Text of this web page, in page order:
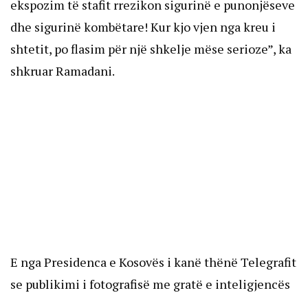
ekspozim të stafit rrezikon sigurinë e punonjëseve
dhe sigurinë kombëtare! Kur kjo vjen nga kreu i
shtetit, po flasim për një shkelje mëse serioze”, ka
shkruar Ramadani.
E nga Presidenca e Kosovës i kanë thënë Telegrafit
se publikimi i fotografisë me gratë e inteligjencës